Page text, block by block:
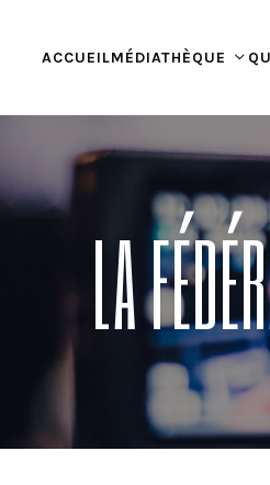
ACCUEILMÉDIATHÈQUE
LA